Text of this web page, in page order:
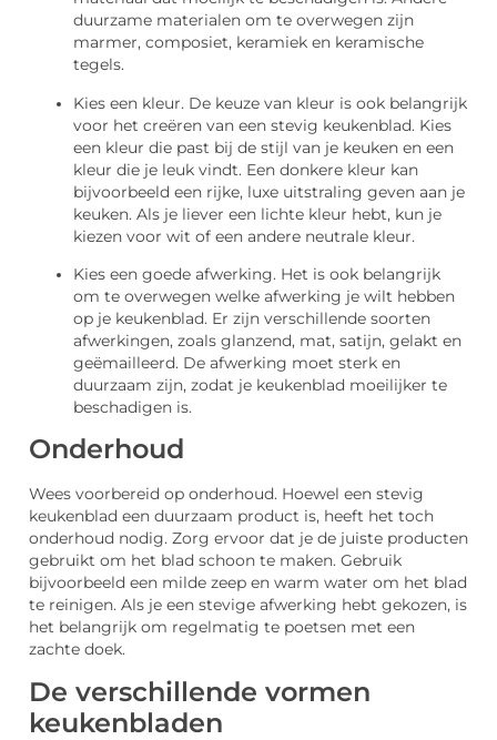
duurzame materialen om te overwegen zijn
marmer, composiet, keramiek en keramische
tegels.
Kies een kleur. De keuze van kleur is ook belangrijk
voor het creëren van een stevig keukenblad. Kies
een kleur die past bij de stijl van je keuken en een
kleur die je leuk vindt. Een donkere kleur kan
bijvoorbeeld een rijke, luxe uitstraling geven aan je
keuken. Als je liever een lichte kleur hebt, kun je
kiezen voor wit of een andere neutrale kleur.
Kies een goede afwerking. Het is ook belangrijk
om te overwegen welke afwerking je wilt hebben
op je keukenblad. Er zijn verschillende soorten
afwerkingen, zoals glanzend, mat, satijn, gelakt en
geëmailleerd. De afwerking moet sterk en
duurzaam zijn, zodat je keukenblad moeilijker te
beschadigen is.
Onderhoud
Wees voorbereid op onderhoud. Hoewel een stevig
keukenblad een duurzaam product is, heeft het toch
onderhoud nodig. Zorg ervoor dat je de juiste producten
gebruikt om het blad schoon te maken. Gebruik
bijvoorbeeld een milde zeep en warm water om het blad
te reinigen. Als je een stevige afwerking hebt gekozen, is
het belangrijk om regelmatig te poetsen met een
zachte doek.
De verschillende vormen
keukenbladen